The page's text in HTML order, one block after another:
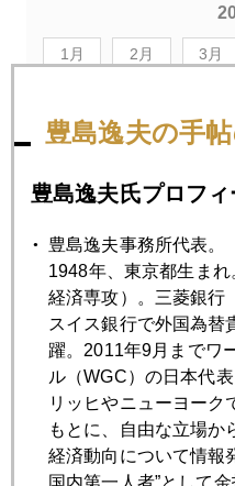
1月 2月 3月
2018年04月27日
中国ミレ二アル世代の悩み
2018年04月26日
人民元覇権、習近平氏の野
2018年04月25日
３％ショック、日本にも波
豊島逸夫の手
豊島逸夫氏プロフィ
豊島逸夫事務所代表。
1948年、東京都生ま
経済専攻）。三菱銀行
スイス銀行で外国為替
躍。2011年9月までワ
ル（WGC）の日本代
リッヒやニューヨーク
もとに、自由な立場か
経済動向について情報
国内第一人者”として